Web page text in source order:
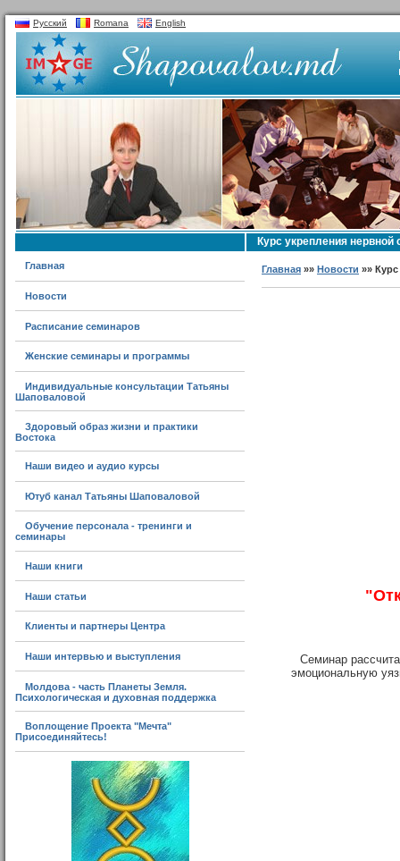
Русский Romana English
Главная
Новости
Расписание семинаров
Женские семинары и программы
Индивидуальные консультации Татьяны
Шаповаловой
Здоровый образ жизни и практики
Востока
Наши видео и аудио курсы
Ютуб канал Татьяны Шаповаловой
Обучение персонала - тренинги и
семинары
Наши книги
Наши статьи
Клиенты и партнеры Центра
Наши интервью и выступления
Молдова - часть Планеты Земля.
Психологическая и духовная поддержка
Воплощение Проекта "Мечта"
Присоединяйтесь!
Курс укрепления
Главная »»Новости »»
Семинар
эмоциональную